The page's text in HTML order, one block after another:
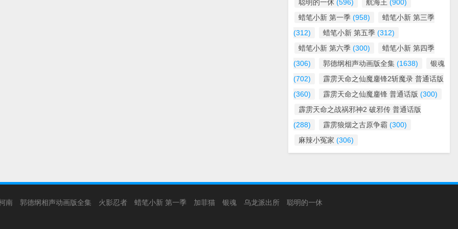
聪明的一休 (596) 航海王 (900)
蜡笔小新 第一季 (958)
蜡笔小新 第三季
(312)
蜡笔小新 第五季 (312)
蜡笔小新 第六季 (300)
蜡笔小新 第四季
(306)
郭德纲相声动画版全集 (1638)
银魂
(702)
霹雳天命之仙魔鏖锋2斩魔录 普通话版
(360)
霹雳天命之仙魔鏖锋 普通话版 (300)
霹雳天命之战祸邪神2 破邪传 普通话版
(288)
霹雳狼烟之古原争霸 (300)
麻辣小冤家 (306)
南 郭德纲相声动画版全集 火影忍者 蜡笔小新 第一季 加菲猫 银魂 乌龙派出所 聪明的一休